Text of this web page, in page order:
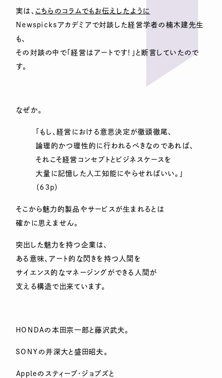
実は、 こちらのコラムでもお伝えしたように
Newspicksアカデミアで対談した経営学者の楠木建先生
も、
その対談の中で「経営はアートです！」と断言していたので
す。
なぜか。
「もし、経営における意思決定が徹頭徹尾、
論理的かつ理性的に行われるべきなのであれば、
それこそ経営コンセプトとビジネスケースを
大量に記憶した人工知能にやらせればいい。」
（63p）
そこから魅力的製品やサービスが生まれるとは
確かに思えません。
突出した魅力を持つ企業は、
ある意味、アート的な閃きを持つ人間を
サイエンス的なマネージングができる人間が
支える構造で出来ています。
ＨＯＮＤＡの本田宗一郎と藤沢武夫。
ＳＯＮＹの井深大と盛田昭夫。
Ａｐｐｌｅのスティーブ・ジョブズと